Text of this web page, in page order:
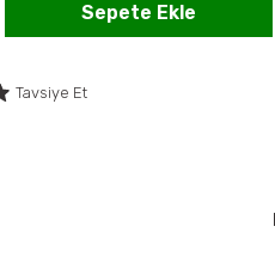
Sepete Ekle
Tavsiye Et